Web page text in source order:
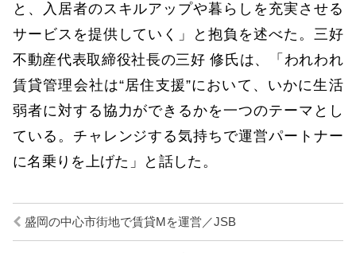
と、入居者のスキルアップや暮らしを充実させる
サービスを提供していく」と抱負を述べた。三好
不動産代表取締役社長の三好 修氏は、「われわれ
賃貸管理会社は“居住支援”において、いかに生活
弱者に対する協力ができるかを一つのテーマとし
ている。チャレンジする気持ちで運営パートナー
に名乗りを上げた」と話した。
盛岡の中心市街地で賃貸Mを運営／JSB